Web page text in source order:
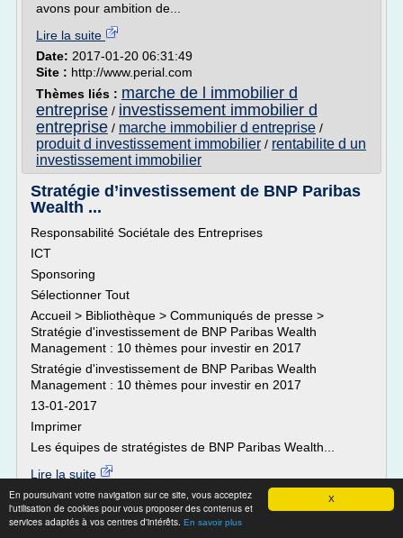
X
En poursuivant votre navigation sur ce site, vous acceptez
l'utilisation de cookies pour vous proposer des contenus et
services adaptés à vos centres d'intérêts. En savoir plus
avons pour ambition de...
Lire la suite
Date: 2017-01-20 06:31:49
Site : http://www.perial.com
Thèmes liés : marche de l immobilier d
entreprise / investissement immobilier d
entreprise / marche immobilier d entreprise /
produit d investissement immobilier / rentabilite d un
investissement immobilier
Stratégie d’investissement de BNP Paribas
Wealth ...
Responsabilité Sociétale des Entreprises
ICT
Sponsoring
Sélectionner Tout
Accueil > Bibliothèque > Communiqués de presse >
Stratégie d'investissement de BNP Paribas Wealth
Management : 10 thèmes pour investir en 2017
Stratégie d'investissement de BNP Paribas Wealth
Management : 10 thèmes pour investir en 2017
13-01-2017
Imprimer
Les équipes de stratégistes de BNP Paribas Wealth...
Lire la suite
Date:2017-01-20 08:29:40
Site :https://newsroom.bnpparibasfortis.com
Thèmes liés :
baisse des taux d interet sur l investissement